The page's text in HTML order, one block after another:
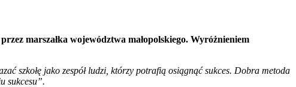
marszałka województwa małopolskiego. Wyróżnieniem
szkołę jako zespół ludzi, którzy potrafią osiągnąć sukces. Dobra metoda
sukcesu”.